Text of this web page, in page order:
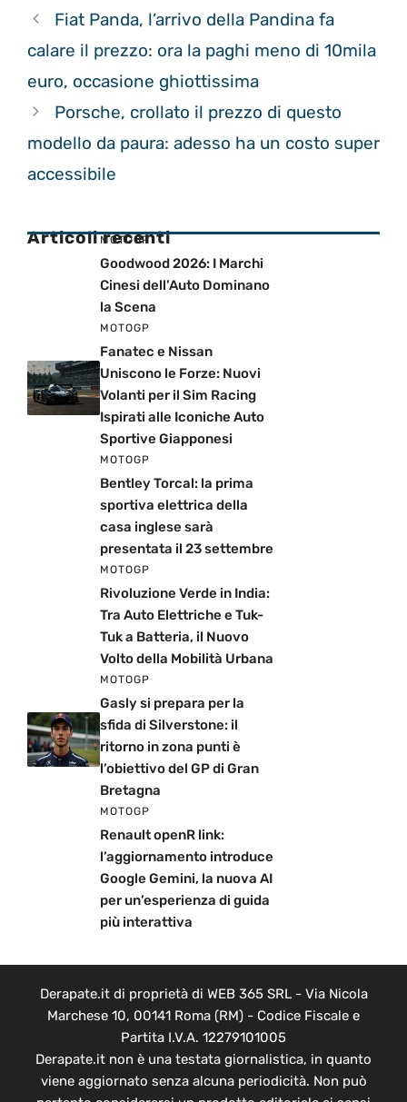
Fiat Panda, l’arrivo della Pandina fa
calare il prezzo: ora la paghi meno di 10mila
euro, occasione ghiottissima
Porsche, crollato il prezzo di questo
modello da paura: adesso ha un costo super
accessibile
Articoli recenti
MOTOGP
Goodwood 2026: I Marchi
Cinesi dell’Auto Dominano
la Scena
MOTOGP
Fanatec e Nissan
Uniscono le Forze: Nuovi
Volanti per il Sim Racing
Ispirati alle Iconiche Auto
Sportive Giapponesi
MOTOGP
Bentley Torcal: la prima
sportiva elettrica della
casa inglese sarà
presentata il 23 settembre
MOTOGP
Rivoluzione Verde in India:
Tra Auto Elettriche e Tuk-
Tuk a Batteria, il Nuovo
Volto della Mobilità Urbana
MOTOGP
Gasly si prepara per la
sfida di Silverstone: il
ritorno in zona punti è
l’obiettivo del GP di Gran
Bretagna
MOTOGP
Renault openR link:
l’aggiornamento introduce
Google Gemini, la nuova AI
per un’esperienza di guida
più interattiva
Derapate.it di proprietà di WEB 365 SRL - Via Nicola
Marchese 10, 00141 Roma (RM) - Codice Fiscale e
Partita I.V.A. 12279101005
Derapate.it non è una testata giornalistica, in quanto
viene aggiornato senza alcuna periodicità. Non può